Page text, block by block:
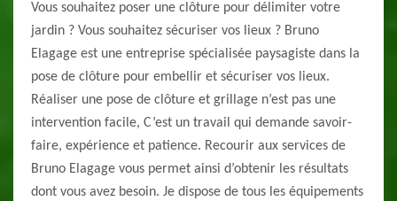
Vous souhaitez poser une clôture pour délimiter votre
jardin ? Vous souhaitez sécuriser vos lieux ? Bruno
Elagage est une entreprise spécialisée paysagiste dans la
pose de clôture pour embellir et sécuriser vos lieux.
Réaliser une pose de clôture et grillage n’est pas une
intervention facile, C’est un travail qui demande savoir-
faire, expérience et patience. Recourir aux services de
Bruno Elagage vous permet ainsi d’obtenir les résultats
dont vous avez besoin. Je dispose de tous les équipements